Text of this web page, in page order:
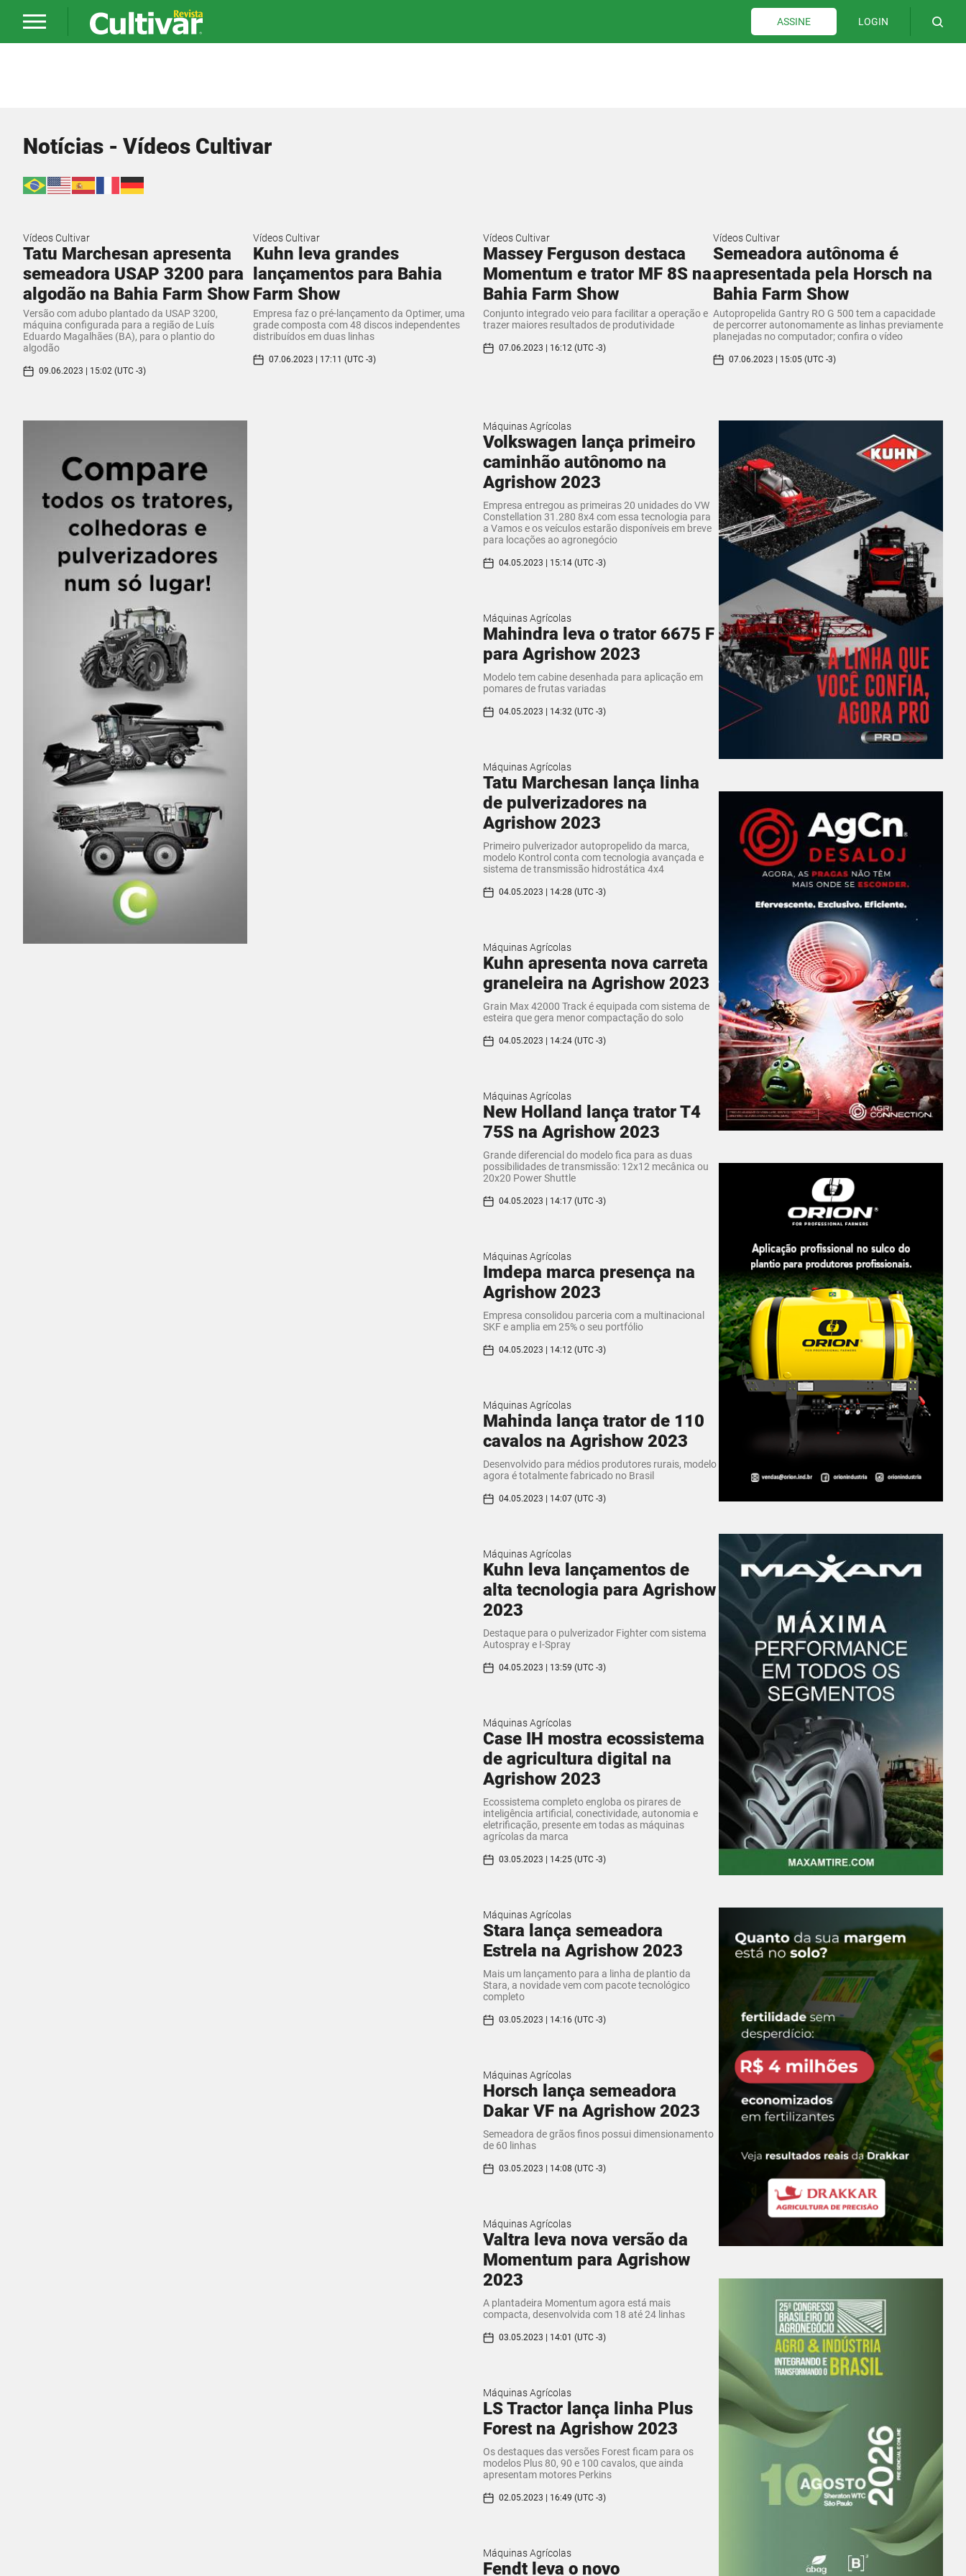
ASSINE LOGIN
Notícias - Vídeos Cultivar
Vídeos Cultivar
Tatu Marchesan apresenta
semeadora USAP 3200 para
algodão na Bahia Farm Show
Versão com adubo plantado da USAP 3200,
máquina configurada para a região de Luís
Eduardo Magalhães (BA), para o plantio do
algodão
09.06.2023 | 15:02 (UTC -3)
Vídeos Cultivar
Kuhn leva grandes
lançamentos para Bahia
Farm Show
Empresa faz o pré-lançamento da Optimer, uma
grade composta com 48 discos independentes
distribuídos em duas linhas
07.06.2023 | 17:11 (UTC -3)
Vídeos Cultivar
Massey Ferguson destaca
Momentum e trator MF 8S na
Bahia Farm Show
Conjunto integrado veio para facilitar a operação e
trazer maiores resultados de produtividade
07.06.2023 | 16:12 (UTC -3)
Vídeos Cultivar
Semeadora autônoma é
apresentada pela Horsch na
Bahia Farm Show
Autopropelida Gantry RO G 500 tem a capacidade
de percorrer autonomamente as linhas previamente
planejadas no computador; confira o vídeo
07.06.2023 | 15:05 (UTC -3)
Máquinas Agrícolas
Volkswagen lança primeiro
caminhão autônomo na
Agrishow 2023
Empresa entregou as primeiras 20 unidades do VW
Constellation 31.280 8x4 com essa tecnologia para
a Vamos e os veículos estarão disponíveis em breve
para locações ao agronegócio
04.05.2023 | 15:14 (UTC -3)
Máquinas Agrícolas
Mahindra leva o trator 6675 F
para Agrishow 2023
Modelo tem cabine desenhada para aplicação em
pomares de frutas variadas
04.05.2023 | 14:32 (UTC -3)
Máquinas Agrícolas
Tatu Marchesan lança linha
de pulverizadores na
Agrishow 2023
Primeiro pulverizador autopropelido da marca,
modelo Kontrol conta com tecnologia avançada e
sistema de transmissão hidrostática 4x4
04.05.2023 | 14:28 (UTC -3)
Máquinas Agrícolas
Kuhn apresenta nova carreta
graneleira na Agrishow 2023
Grain Max 42000 Track é equipada com sistema de
esteira que gera menor compactação do solo
04.05.2023 | 14:24 (UTC -3)
Máquinas Agrícolas
New Holland lança trator T4
75S na Agrishow 2023
Grande diferencial do modelo fica para as duas
possibilidades de transmissão: 12x12 mecânica ou
20x20 Power Shuttle
04.05.2023 | 14:17 (UTC -3)
Máquinas Agrícolas
Imdepa marca presença na
Agrishow 2023
Empresa consolidou parceria com a multinacional
SKF e amplia em 25% o seu portfólio
04.05.2023 | 14:12 (UTC -3)
Máquinas Agrícolas
Mahinda lança trator de 110
cavalos na Agrishow 2023
Desenvolvido para médios produtores rurais, modelo
agora é totalmente fabricado no Brasil
04.05.2023 | 14:07 (UTC -3)
Máquinas Agrícolas
Kuhn leva lançamentos de
alta tecnologia para Agrishow
2023
Destaque para o pulverizador Fighter com sistema
Autospray e I-Spray
04.05.2023 | 13:59 (UTC -3)
Máquinas Agrícolas
Case IH mostra ecossistema
de agricultura digital na
Agrishow 2023
Ecossistema completo engloba os pirares de
inteligência artificial, conectividade, autonomia e
eletrificação, presente em todas as máquinas
agrícolas da marca
03.05.2023 | 14:25 (UTC -3)
Máquinas Agrícolas
Stara lança semeadora
Estrela na Agrishow 2023
Mais um lançamento para a linha de plantio da
Stara, a novidade vem com pacote tecnológico
completo
03.05.2023 | 14:16 (UTC -3)
Máquinas Agrícolas
Horsch lança semeadora
Dakar VF na Agrishow 2023
Semeadora de grãos finos possui dimensionamento
de 60 linhas
03.05.2023 | 14:08 (UTC -3)
Máquinas Agrícolas
Valtra leva nova versão da
Momentum para Agrishow
2023
A plantadeira Momentum agora está mais
compacta, desenvolvida com 18 até 24 linhas
03.05.2023 | 14:01 (UTC -3)
Máquinas Agrícolas
LS Tractor lança linha Plus
Forest na Agrishow 2023
Os destaques das versões Forest ficam para os
modelos Plus 80, 90 e 100 cavalos, que ainda
apresentam motores Perkins
02.05.2023 | 16:49 (UTC -3)
Máquinas Agrícolas
Fendt leva o novo